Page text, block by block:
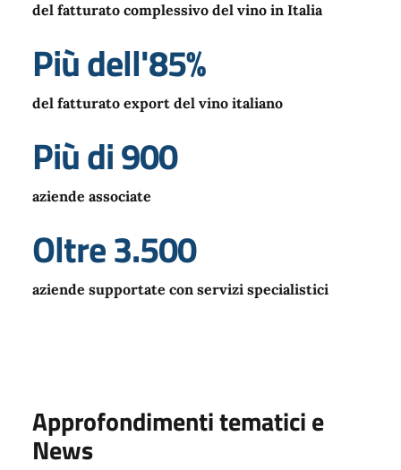
del fatturato complessivo del vino in Italia
Più dell'85%
del fatturato export del vino italiano
Più di 900
aziende associate
Oltre 3.500
aziende supportate con servizi specialistici
Approfondimenti tematici e
News